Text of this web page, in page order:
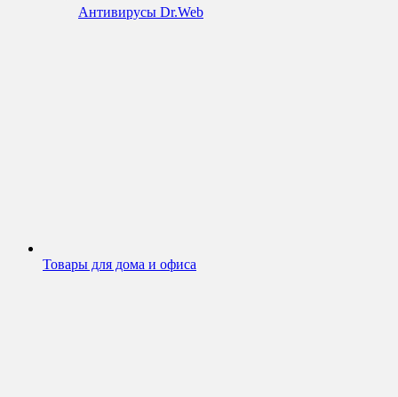
Антивирусы Dr.Web
Товары для дома и офиса